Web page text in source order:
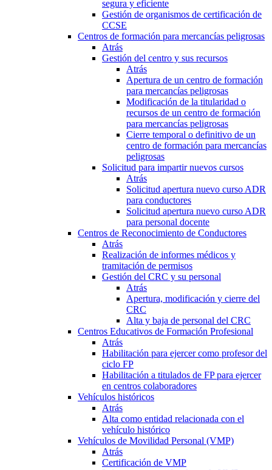
segura y eficiente
Gestión de organismos de certificación de
CCSE
Centros de formación para mercancías peligrosas
Atrás
Gestión del centro y sus recursos
Atrás
Apertura de un centro de formación
para mercancías peligrosas
Modificación de la titularidad o
recursos de un centro de formación
para mercancías peligrosas
Cierre temporal o definitivo de un
centro de formación para mercancías
peligrosas
Solicitud para impartir nuevos cursos
Atrás
Solicitud apertura nuevo curso ADR
para conductores
Solicitud apertura nuevo curso ADR
para personal docente
Centros de Reconocimiento de Conductores
Atrás
Realización de informes médicos y
tramitación de permisos
Gestión del CRC y su personal
Atrás
Apertura, modificación y cierre del
CRC
Alta y baja de personal del CRC
Centros Educativos de Formación Profesional
Atrás
Habilitación para ejercer como profesor del
ciclo FP
Habilitación a titulados de FP para ejercer
en centros colaboradores
Vehículos históricos
Atrás
Alta como entidad relacionada con el
vehículo histórico
Vehículos de Movilidad Personal (VMP)
Atrás
Certificación de VMP